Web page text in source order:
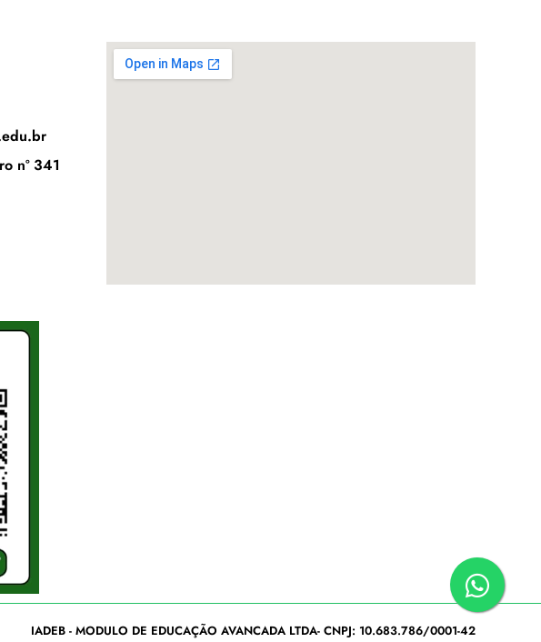
nº 341
IADEB - MODULO DE EDUCAÇÃO AVANCADA LTDA- CNPJ: 10.683.786/0001-42